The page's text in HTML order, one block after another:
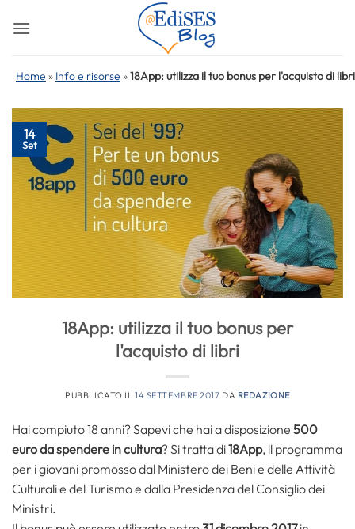
Home » Info e risorse »18App: utilizza il tuo bonus per l'acquisto di libri
14
Set
18App: utilizza il tuo bonus per
l'acquisto di libri
PUBBLICATO IL 14 SETTEMBRE 2017 DA REDAZIONE
Hai compiuto 18 anni? Sapevi che hai a disposizione 500
euro da spendere in cultura?Si tratta di18App, il programma
per i giovani promosso dal Ministero dei Beni e delle Attività
Culturali e del Turismo e dalla Presidenza del Consiglio dei
Ministri.